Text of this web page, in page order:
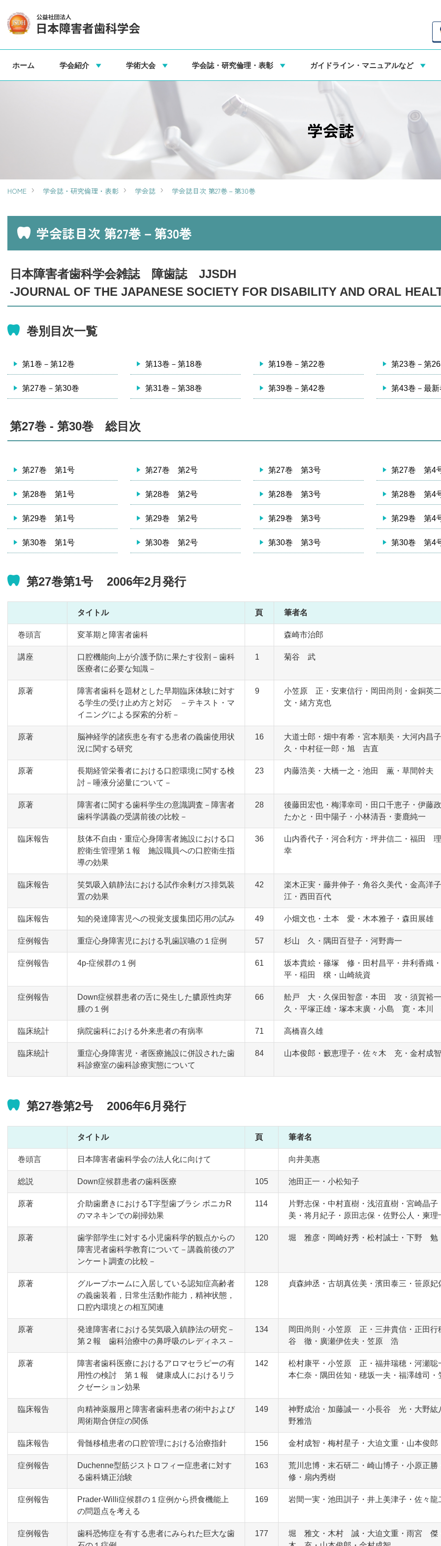
ホーム 学会紹介 学術大会 学会誌・研究倫理・表彰 ガイドライン・マニュアルなど
学会誌
HOME 学会誌・研究倫理・表彰 学会誌 学会誌目次 第27巻－第30巻
学会誌目次 第27巻－第30巻
日本障害者歯科学会雑誌 障歯誌 JJSDH
-JOURNAL OF THE JAPANESE SOCIETY FOR DISABILITY AND ORAL
巻別目次一覧
第1巻－第12巻 第13巻－第18巻 第19巻－第22巻 第23巻－第
第27巻－第30巻 第31巻－第38巻 第39巻－第42巻 第43巻－最新
第27巻 - 第30巻 総目次
第27巻 第1号 第27巻 第2号 第27巻 第3号 第27巻 第4
第28巻 第1号 第28巻 第2号 第28巻 第3号 第28巻 第4
第29巻 第1号 第29巻 第2号 第29巻 第3号 第29巻 第4
第30巻 第1号 第30巻 第2号 第30巻 第3号 第30巻 第4
第27巻第1号 2006年2月発行
タイトル 頁 筆者名
巻頭言 変革期と障害者歯科 森崎市治郎
講座
口腔機能向上が介護予防に果たす役割－歯科
医療者に必要な知識－
1 菊谷 武
原著
障害者歯科を題材とした早期臨床体験に対す
る学生の受け止め方と対応 －テキスト・マ
イニングによる探索的分析－
9
小笠原 正・安東信行・岡田尚則・金銅英
文・緒方克也
原著
脳神経学的諸疾患を有する患者の義歯使用状
況に関する研究
16
大道士郎・畑中有希・宮本順美・大河内昌
久・中村征一郎・旭 吉直
原著
長期経管栄養者における口腔環境に関する検
討－唾液分泌量について－
23 内藤浩美・大橋一之・池田 薫・草間幹夫
原著
障害者に関する歯科学生の意識調査－障害者
歯科学講義の受講前後の比較－
28
後藤田宏也・梅澤幸司・田口千恵子・伊藤
たかと・田中陽子・小林清吾・妻鹿純一
臨床報告
肢体不自由・重症心身障害者施設における口
腔衛生管理第１報 施設職員への口腔衛生指
導の効果
36
山内香代子・河合利方・坪井信二・福田
幸
臨床報告
笑気吸入鎮静法における試作余剰ガス排気装
置の効果
42
楽木正実・藤井伸子・角谷久美代・金高洋
江・西田百代
臨床報告 知的発達障害児への視覚支援集団応用の試み 49 小畑文也・土本 愛・木本雅子・森田展雄
症例報告 重症心身障害児における乳歯誤嚥の１症例 57 杉山 久・隅田百登子・河野壽一
症例報告 4p-症候群の１例 61
坂本貴絵・篠塚 修・田村昌平・井利香織
平・稲田 穣・山崎統資
症例報告
Down症候群患者の舌に発生した膿原性肉芽
腫の１例
66
舩戸 大・久保田智彦・本田 攻・須賀裕
久・平塚正雄・塚本末廣・小島 寛・本川
臨床統計 病院歯科における外来患者の有病率 71 高橋喜久雄
臨床統計
重症心身障害児・者医療施設に併設された歯
科診療室の歯科診療実態について
84 山本俊郎・籔恵理子・佐々木 充・金村成智
第27巻第2号 2006年6月発行
タイトル 頁 筆者名
巻頭言 日本障害者歯科学会の法人化に向けて 向井美惠
総説 Down症候群患者の歯科医療 105 池田正一・小松知子
原著
介助歯磨きにおけるT字型歯ブラシ ボニカR
のマネキンでの刷掃効果
114
片野志保・中村直樹・浅沼直樹・宮崎晶子
美・将月紀子・原田志保・佐野公人・柬理
原著
歯学部学生に対する小児歯科学的観点からの
障害児者歯科学教育について－講義前後のア
ンケート調査の比較－
120 堀 雅彦・岡崎好秀・松村誠士・下野 勉
原著
グループホームに入居している認知症高齢者
の義歯装着，日常生活動作能力，精神状態，
口腔内環境との相互関連
128 貞森紳丞・古胡真佐美・濱田泰三・笹原妃
原著
発達障害者における笑気吸入鎮静法の研究－
第２報 歯科治療中の鼻呼吸のレディネス－
134
岡田尚則・小笠原 正・三井貴信・正田行
谷 徹・廣瀬伊佐夫・笠原 浩
原著
障害者歯科医療におけるアロマセラピーの有
用性の検討 第１報 健康成人におけるリラ
クゼーション効果
142
松村康平・小笠原 正・福井瑞穂・河瀬聡
本仁奈・隅田佐知・穂坂一夫・福澤雄司
臨床報告
向精神薬服用と障害者歯科患者の術中および
周術期合併症の関係
149
神野成治・加藤誠一・小長谷 光・大野紘
野雅浩
臨床報告 骨髄移植患者の口腔管理における治療指針 156 金村成智・梅村星子・大迫文重・山本俊郎
症例報告
Duchenne型筋ジストロフィー症患者に対す
る歯科矯正治験
163
荒川忠博・末石研二・崎山博子・小原正
修・扇内秀樹
症例報告
Prader-Willi症候群の１症例から摂食機能上
の問題点を考える
169 岩間一実・池田訓子・井上美津子・佐々龍
症例報告
歯科恐怖症を有する患者にみられた巨大な歯
177
堀 雅文・木村 誠・大迫文重・雨宮 傑